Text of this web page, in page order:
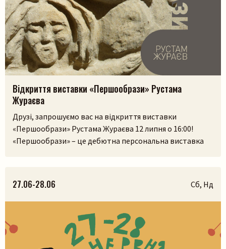
Відкриття виставки «Першообрази» Рустама
Жураєва
Друзі, запрошуємо вас на відкриття виставки
«Першообрази» Рустама Жураєва 12 липня о 16:00!
«Першообрази» – це дебютна персональна виставка
передати досвід і встановити зв’язок із сакральним.
Камінь, як матеріал, існував задовго до появи людини,
27.06-28.06 Сб, Нд